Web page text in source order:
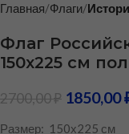
Главная Флаги
Флаг
150х225 см
2700,00₽ 1850,00
Размер: 150х225 см